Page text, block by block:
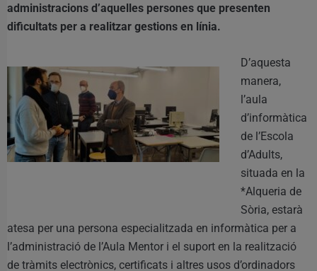
administracions d’aquelles persones que presenten
dificultats per a realitzar gestions en línia.
D’aquesta
manera,
l’aula
d’informàtica
de l’Escola
d’Adults,
situada en la
*Alqueria de
Sòria, estarà
atesa per una persona especialitzada en informàtica per a
l’administració de l’Aula Mentor i el suport en la realització
de tràmits electrònics, certificats i altres usos d’ordinadors